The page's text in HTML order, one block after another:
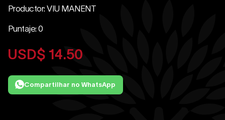
Productor: VIU MANENT
Puntaje: 0
USD$ 14.50
Compartilhar no WhatsApp